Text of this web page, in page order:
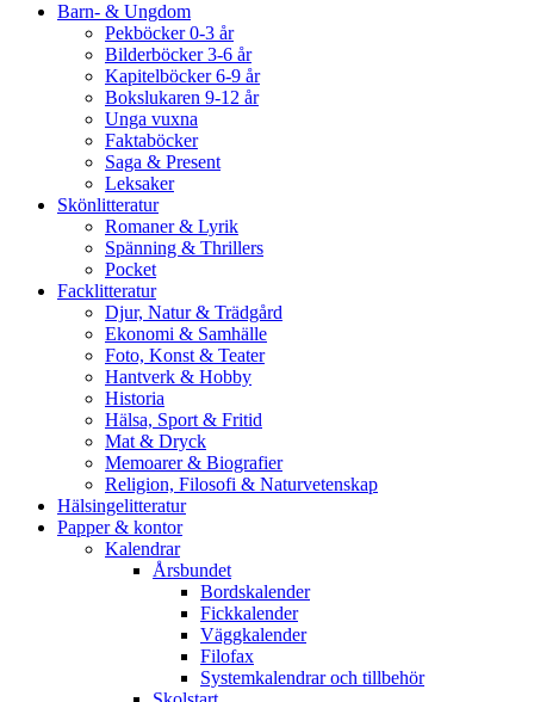
Barn- & Ungdom
Pekböcker 0-3 år
Bilderböcker 3-6 år
Kapitelböcker 6-9 år
Bokslukaren 9-12 år
Unga vuxna
Faktaböcker
Saga & Present
Leksaker
Skönlitteratur
Romaner & Lyrik
Spänning & Thrillers
Pocket
Facklitteratur
Djur, Natur & Trädgård
Ekonomi & Samhälle
Foto, Konst & Teater
Hantverk & Hobby
Historia
Hälsa, Sport & Fritid
Mat & Dryck
Memoarer & Biografier
Religion, Filosofi & Naturvetenskap
Hälsingelitteratur
Papper & kontor
Kalendrar
Årsbundet
Bordskalender
Fickkalender
Väggkalender
Filofax
Systemkalendrar och tillbehör